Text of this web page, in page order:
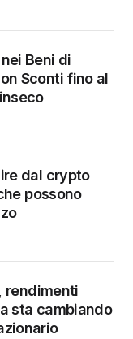
Beni di
Sconti fino al
dal crypto
possono
rendimenti
sta cambiando